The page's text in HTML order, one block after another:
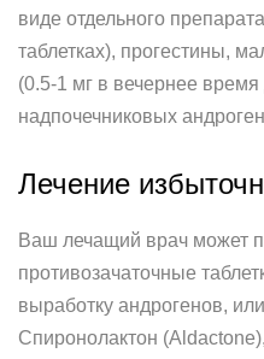
виде отдельного
таблетках), прогестины,
(0.5-1 мг в вечернее
надпочечниковых
Лечение
Ваш лечащий врач может
противозачаточные
выработку андрогенов,
Спиронолактон